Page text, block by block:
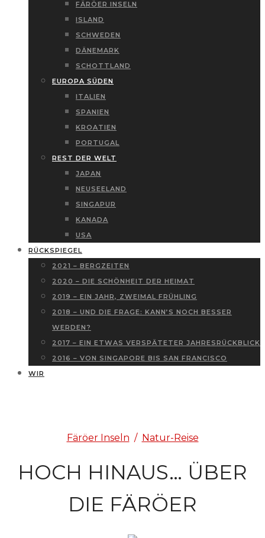
FÄRÖER INSELN
ISLAND
SCHWEDEN
DÄNEMARK
SCHOTTLAND
EUROPA SÜDEN
ITALIEN
SPANIEN
KROATIEN
PORTUGAL
REST DER WELT
JAPAN
NEUSEELAND
SINGAPUR
KANADA
USA
RÜCKSPIEGEL
2021 – BERGZEITEN
2020 – DIE SCHÖNHEIT DER HEIMAT
2019 – EIN JAHR, ZWEIMAL FRÜHLING
2018 – UND DIE FRAGE: KANN’S NOCH BESSER
WERDEN?
2017 – EIN ETWAS VERSPÄTETER JAHRESRÜCKBLICK
2016 – VON SINGAPORE BIS SAN FRANCISCO
WIR
Färöer Inseln / Natur-Reise
HOCH HINAUS… ÜBER
DIE FÄRÖER